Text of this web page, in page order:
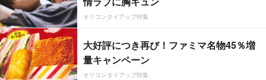
オリコンタイアップ特集
大好評につき再び！ファミマ名物45％増
量キャンペーン
オリコンタイアップ特集